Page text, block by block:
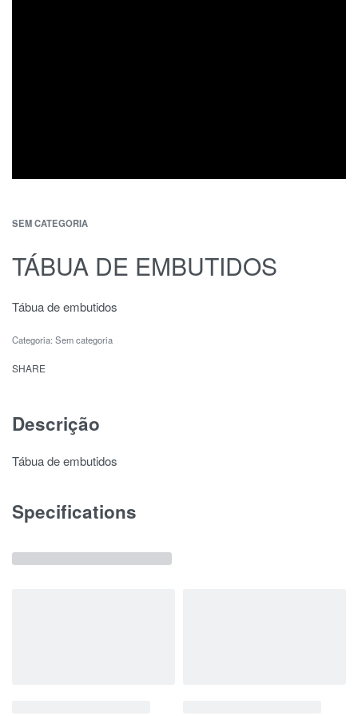
SEM CATEGORIA
TÁBUA DE EMBUTIDOS
Tábua de embutidos
Categoria: Sem categoria
SHARE
Descrição
Tábua de embutidos
Specifications